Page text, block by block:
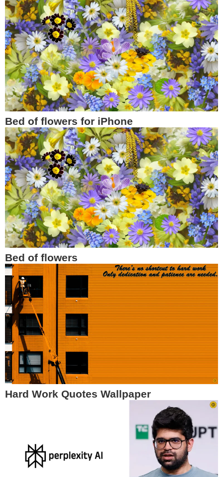
Bed of flowers for iPhone
Bed of flowers
Hard Work Quotes Wallpaper